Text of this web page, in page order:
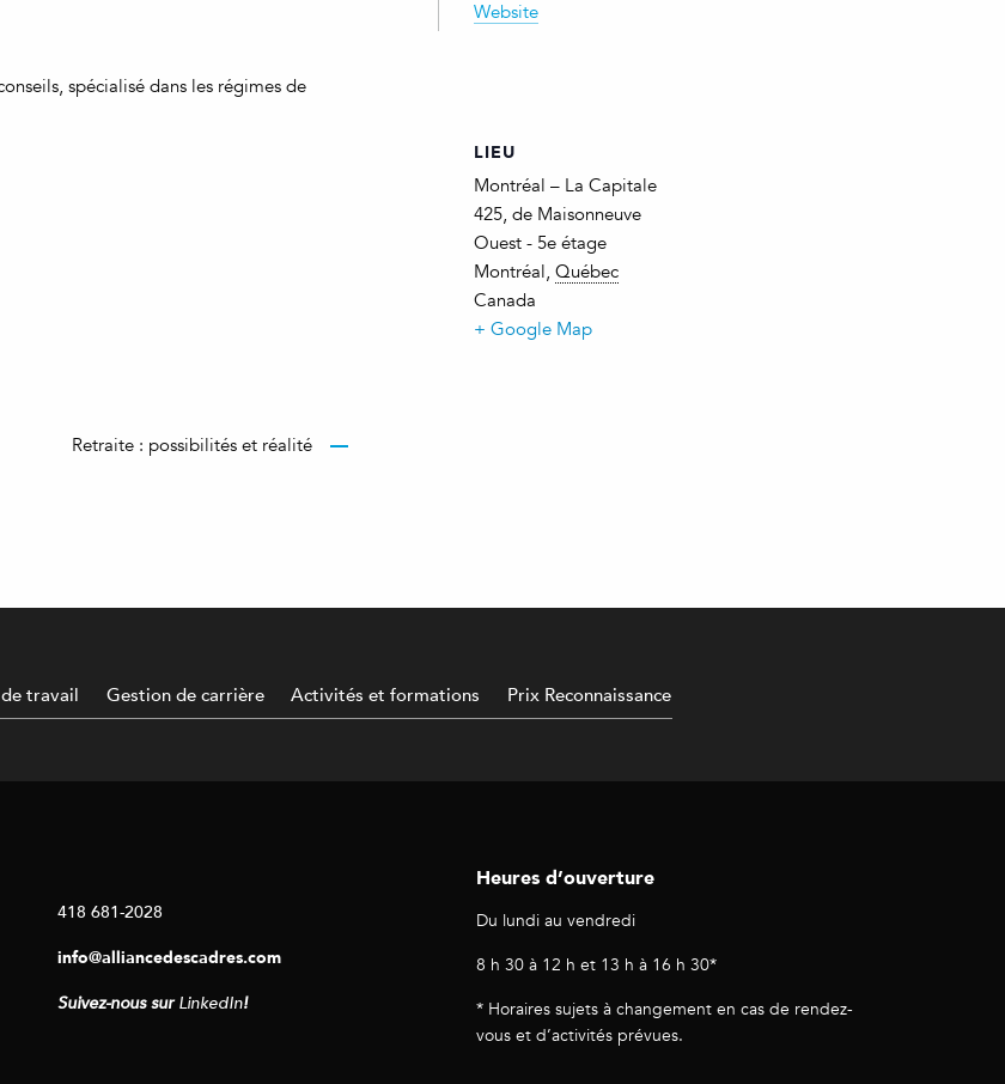
Website
LIEU
Montréal – La Capitale
425, de Maisonneuve
Ouest - 5e étage
Montréal, Québec
Canada
+ Google Map
spécialisé dans les régimes de
Retraite : possibilités et réalité
travail Gestion de carrière Activités et formations Prix Reconnaissance
418 681-2028
info@alliancedescadres.com
Suivez-nous surLinkedIn!
Heures d’ouverture
Du lundi au vendredi
8 h 30 à 12 h et 13 h à 16 h 30*
* Horaires sujets à changement en cas de rendez-
vous et d’activités prévues.